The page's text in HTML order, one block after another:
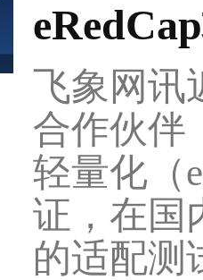
飞象网讯
合作伙伴
轻量化（
证，在国
的适配测